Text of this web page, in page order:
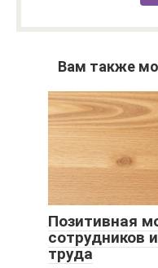
Вам также
Позитивная
сотрудников
труда